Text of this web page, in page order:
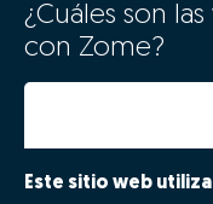
¿Cuáles son
con Zome?
Este sitio web